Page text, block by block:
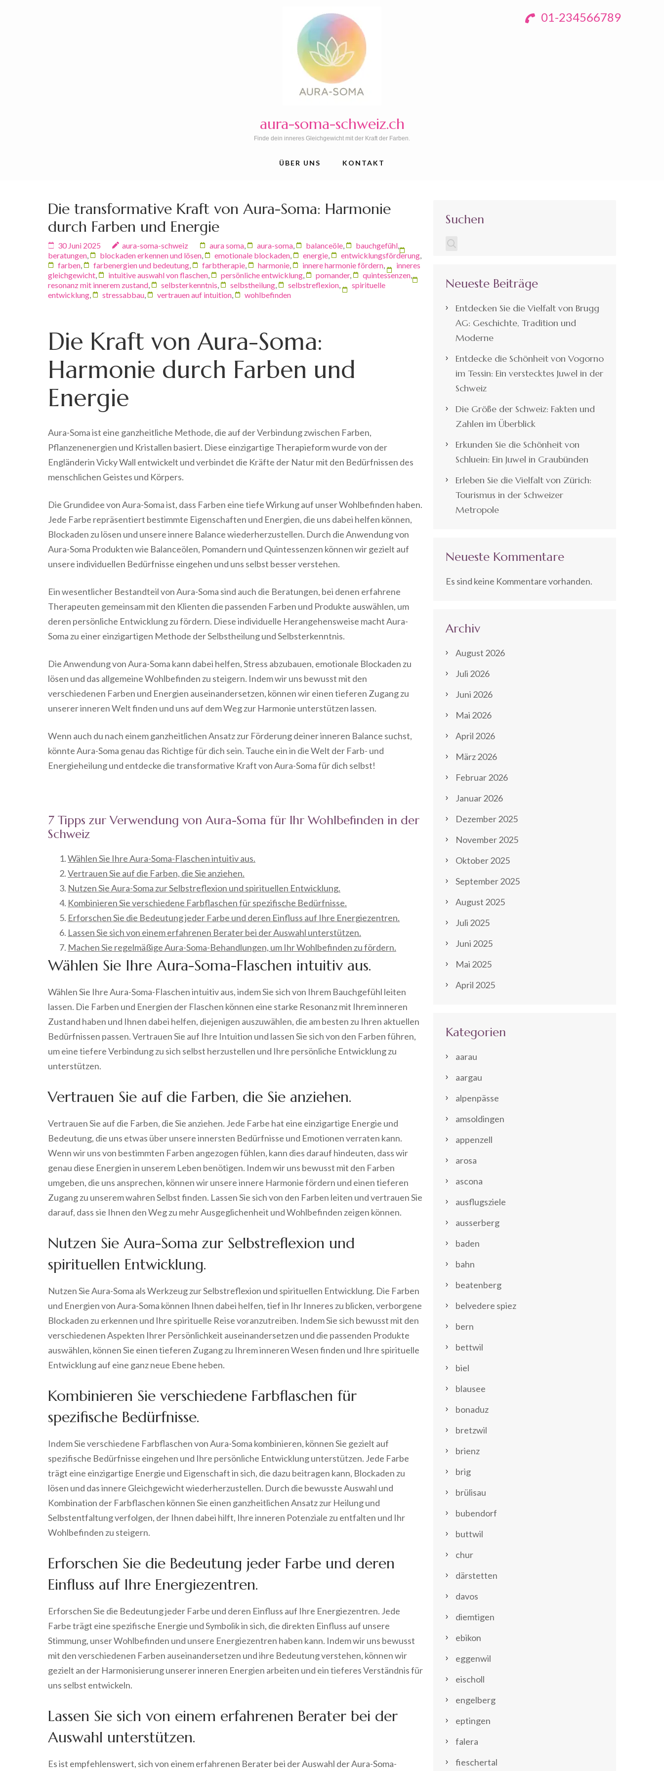
01-234566789
aura-soma-schweiz.ch
Finde dein inneres Gleichgewicht mit der Kraft der Farben.
ÜBER UNS KONTAKT
Die transformative Kraft von Aura-Soma: Harmonie
durch Farben und Energie
30 Juni 2025 aura-soma-schweiz aura soma aura-soma balanceöle bauchgefühl
beratungen
blockaden erkennen und lösen emotionale blockaden energie entwicklungsförderung
farben
farbenergien und bedeutung farbtherapie harmonie innere harmonie fördern
inneres
gleichgewicht
intuitive auswahl von flaschen persönliche entwicklung pomander, quintessenzen
resonanz mit innerem zustand
selbsterkenntnis selbstheilung selbstreflexion
spirituelle
entwicklung
stressabbau vertrauen auf intuition wohlbefinden
Die Kraft von Aura-Soma:
Harmonie durch Farben und
Energie
Aura-Soma ist eine ganzheitliche Methode, die auf der Verbindung zwischen Farben,
Pflanzenenergien und Kristallen basiert. Diese einzigartige Therapieform wurde von der
Engländerin Vicky Wall entwickelt und verbindet die Kräfte der Natur mit den Bedürfnissen des
menschlichen Geistes und Körpers.
Die Grundidee von Aura-Soma ist, dass Farben eine tiefe Wirkung auf unser Wohlbefinden haben.
Jede Farbe repräsentiert bestimmte Eigenschaften und Energien, die uns dabei helfen können,
Blockaden zu lösen und unsere innere Balance wiederherzustellen. Durch die Anwendung von
Aura-Soma Produkten wie Balanceölen, Pomandern und Quintessenzen können wir gezielt auf
unsere individuellen Bedürfnisse eingehen und uns selbst besser verstehen.
Ein wesentlicher Bestandteil von Aura-Soma sind auch die Beratungen, bei denen erfahrene
Therapeuten gemeinsam mit den Klienten die passenden Farben und Produkte auswählen, um
deren persönliche Entwicklung zu fördern. Diese individuelle Herangehensweise macht Aura-
Soma zu einer einzigartigen Methode der Selbstheilung und Selbsterkenntnis.
Die Anwendung von Aura-Soma kann dabei helfen, Stress abzubauen, emotionale Blockaden zu
lösen und das allgemeine Wohlbefinden zu steigern. Indem wir uns bewusst mit den
verschiedenen Farben und Energien auseinandersetzen, können wir einen tieferen Zugang zu
unserer inneren Welt finden und uns auf dem Weg zur Harmonie unterstützen lassen.
Wenn auch du nach einem ganzheitlichen Ansatz zur Förderung deiner inneren Balance suchst,
könnte Aura-Soma genau das Richtige für dich sein. Tauche ein in die Welt der Farb- und
Energieheilung und entdecke die transformative Kraft von Aura-Soma für dich selbst!
7 Tipps zur Verwendung von Aura-Soma für Ihr Wohlbefinden in der
Schweiz
Wählen Sie Ihre Aura-Soma-Flaschen intuitiv aus.
Vertrauen Sie auf die Farben, die Sie anziehen.
Nutzen Sie Aura-Soma zur Selbstreflexion und spirituellen Entwicklung.
Kombinieren Sie verschiedene Farbflaschen für spezifische Bedürfnisse.
Erforschen Sie die Bedeutung jeder Farbe und deren Einfluss auf Ihre Energiezentren.
Lassen Sie sich von einem erfahrenen Berater bei der Auswahl unterstützen.
Machen Sie regelmäßige Aura-Soma-Behandlungen, um Ihr Wohlbefinden zu fördern.
Wählen Sie Ihre Aura-Soma-Flaschen intuitiv aus.
Wählen Sie Ihre Aura-Soma-Flaschen intuitiv aus, indem Sie sich von Ihrem Bauchgefühl leiten
lassen. Die Farben und Energien der Flaschen können eine starke Resonanz mit Ihrem inneren
Zustand haben und Ihnen dabei helfen, diejenigen auszuwählen, die am besten zu Ihren aktuellen
Bedürfnissen passen. Vertrauen Sie auf Ihre Intuition und lassen Sie sich von den Farben führen,
um eine tiefere Verbindung zu sich selbst herzustellen und Ihre persönliche Entwicklung zu
unterstützen.
Vertrauen Sie auf die Farben, die Sie anziehen.
Vertrauen Sie auf die Farben, die Sie anziehen. Jede Farbe hat eine einzigartige Energie und
Bedeutung, die uns etwas über unsere innersten Bedürfnisse und Emotionen verraten kann.
Wenn wir uns von bestimmten Farben angezogen fühlen, kann dies darauf hindeuten, dass wir
genau diese Energien in unserem Leben benötigen. Indem wir uns bewusst mit den Farben
umgeben, die uns ansprechen, können wir unsere innere Harmonie fördern und einen tieferen
Zugang zu unserem wahren Selbst finden. Lassen Sie sich von den Farben leiten und vertrauen Sie
darauf, dass sie Ihnen den Weg zu mehr Ausgeglichenheit und Wohlbefinden zeigen können.
Nutzen Sie Aura-Soma zur Selbstreflexion und
spirituellen Entwicklung.
Nutzen Sie Aura-Soma als Werkzeug zur Selbstreflexion und spirituellen Entwicklung. Die Farben
und Energien von Aura-Soma können Ihnen dabei helfen, tief in Ihr Inneres zu blicken, verborgene
Blockaden zu erkennen und Ihre spirituelle Reise voranzutreiben. Indem Sie sich bewusst mit den
verschiedenen Aspekten Ihrer Persönlichkeit auseinandersetzen und die passenden Produkte
auswählen, können Sie einen tieferen Zugang zu Ihrem inneren Wesen finden und Ihre spirituelle
Entwicklung auf eine ganz neue Ebene heben.
Kombinieren Sie verschiedene Farbflaschen für
spezifische Bedürfnisse.
Indem Sie verschiedene Farbflaschen von Aura-Soma kombinieren, können Sie gezielt auf
spezifische Bedürfnisse eingehen und Ihre persönliche Entwicklung unterstützen. Jede Farbe
trägt eine einzigartige Energie und Eigenschaft in sich, die dazu beitragen kann, Blockaden zu
lösen und das innere Gleichgewicht wiederherzustellen. Durch die bewusste Auswahl und
Kombination der Farbflaschen können Sie einen ganzheitlichen Ansatz zur Heilung und
Selbstentfaltung verfolgen, der Ihnen dabei hilft, Ihre inneren Potenziale zu entfalten und Ihr
Wohlbefinden zu steigern.
Erforschen Sie die Bedeutung jeder Farbe und deren
Einfluss auf Ihre Energiezentren.
Erforschen Sie die Bedeutung jeder Farbe und deren Einfluss auf Ihre Energiezentren. Jede
Farbe trägt eine spezifische Energie und Symbolik in sich, die direkten Einfluss auf unsere
Stimmung, unser Wohlbefinden und unsere Energiezentren haben kann. Indem wir uns bewusst
mit den verschiedenen Farben auseinandersetzen und ihre Bedeutung verstehen, können wir
gezielt an der Harmonisierung unserer inneren Energien arbeiten und ein tieferes Verständnis für
uns selbst entwickeln.
Lassen Sie sich von einem erfahrenen Berater bei der
Auswahl unterstützen.
Es ist empfehlenswert, sich von einem erfahrenen Berater bei der Auswahl der Aura-Soma-
Suchen
Neueste Beiträge
Entdecken Sie die Vielfalt von Brugg
AG: Geschichte, Tradition und
Moderne
Entdecke die Schönheit von Vogorno
im Tessin: Ein verstecktes Juwel in der
Schweiz
Die Größe der Schweiz: Fakten und
Zahlen im Überblick
Erkunden Sie die Schönheit von
Schluein: Ein Juwel in Graubünden
Erleben Sie die Vielfalt von Zürich:
Tourismus in der Schweizer
Metropole
Neueste Kommentare
Es sind keine Kommentare vorhanden.
Archiv
August 2026
Juli 2026
Juni 2026
Mai 2026
April 2026
März 2026
Februar 2026
Januar 2026
Dezember 2025
November 2025
Oktober 2025
September 2025
August 2025
Juli 2025
Juni 2025
Mai 2025
April 2025
Kategorien
aarau
aargau
alpenpässe
amsoldingen
appenzell
arosa
ascona
ausflugsziele
ausserberg
baden
bahn
beatenberg
belvedere spiez
bern
bettwil
biel
blausee
bonaduz
bretzwil
brienz
brig
brülisau
bubendorf
buttwil
chur
därstetten
davos
diemtigen
ebikon
eggenwil
eischoll
engelberg
eptingen
falera
fieschertal